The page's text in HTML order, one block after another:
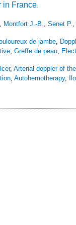
in France.
, Montfort J.-B., Senet P.,
de jambe,
, Greffe de peau,
, Arterial doppler of
, Autohemotherapy,